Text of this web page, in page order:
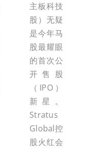
主板科技
股）无疑
是今年马
股最耀眼
的首次公
开售股
（IPO）
新星。
Stratus
Global控
股火红会